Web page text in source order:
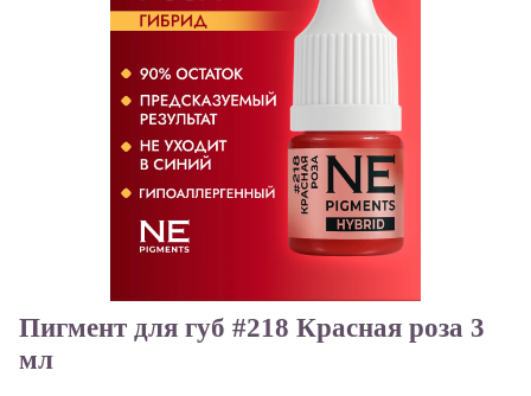
Пигмент для губ #218 Красная роза 3
мл